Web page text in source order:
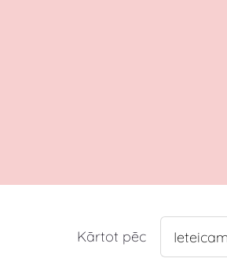
Kārtot pēc